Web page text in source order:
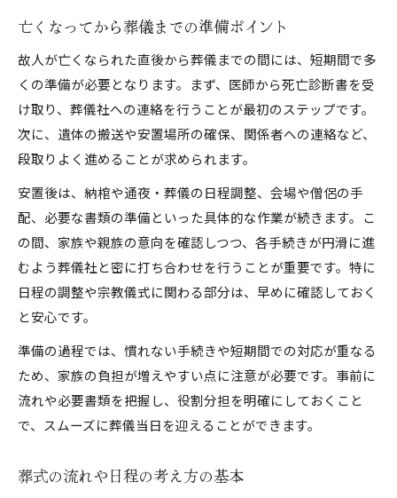
葬儀後に必要な手続きと流れを紹介
葬儀前後の流れと心構えのポイント
遺族が安心できる葬儀手順の流れ
一般的な葬儀の流れと注意点まとめ
一般的な葬儀の流れを時系列で整理
葬式の流れにおける注意点の解説
告別式や火葬時のポイントとマナー
親族間の連携で失敗しない葬儀運営
葬儀の流れでよくある疑問を解消
亡くなってから葬儀までの準備ポイント
故人が亡くなられた直後から葬儀までの間には、短期間で多
くの準備が必要となります。まず、医師から死亡診断書を受
け取り、葬儀社への連絡を行うことが最初のステップです。
次に、遺体の搬送や安置場所の確保、関係者への連絡など、
段取りよく進めることが求められます。
安置後は、納棺や通夜・葬儀の日程調整、会場や僧侶の手
配、必要な書類の準備といった具体的な作業が続きます。こ
の間、家族や親族の意向を確認しつつ、各手続きが円滑に進
むよう葬儀社と密に打ち合わせを行うことが重要です。特に
日程の調整や宗教儀式に関わる部分は、早めに確認しておく
と安心です。
準備の過程では、慣れない手続きや短期間での対応が重なる
ため、家族の負担が増えやすい点に注意が必要です。事前に
流れや必要書類を把握し、役割分担を明確にしておくこと
で、スムーズに葬儀当日を迎えることができます。
葬式の流れや日程の考え方の基本